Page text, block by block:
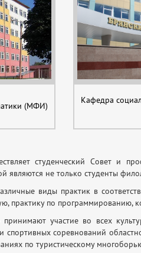
(МФИ)
Кафедра
студенческий Совет и
являются не только студенты
виды практик в
практику по программированию,
участие во всех
спортивных соревнований
по туристическому